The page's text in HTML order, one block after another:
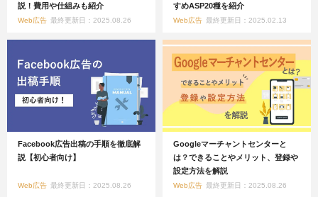
説！費用や仕組みも紹介
Web広告 最終更新日：2025.08.26
すめASP20種を紹介
Web広告 最終更新日：2025.02.13
Facebook広告出稿の手順を徹底解
説【初心者向け】
Web広告 最終更新日：2025.08.26
Googleマーチャントセンターと
は？できることやメリット、登録や
設定方法を解説
Web広告 最終更新日：2025.08.26